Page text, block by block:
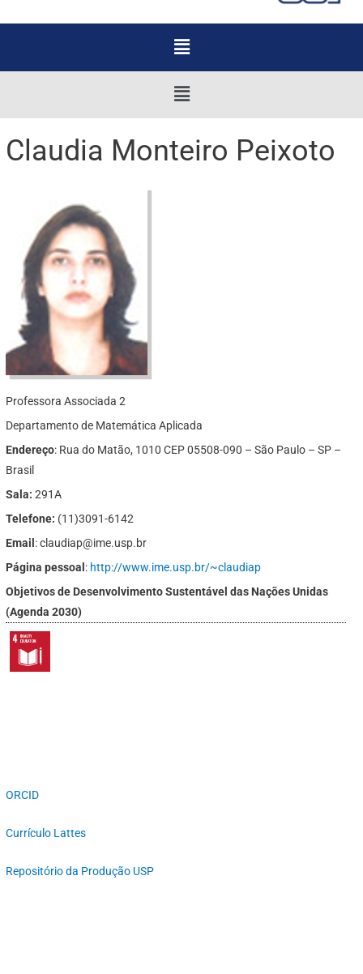
Menu
Menu
Claudia Monteiro Peixoto
Professora Associada 2
Departamento de Matemática Aplicada
Endereço: Rua do Matão, 1010 CEP 05508-090 – São Paulo – SP –
Brasil
Sala:291A
Telefone: (11)3091-6142
Email : claudiap@ime.usp.br
Página pessoal : http://www.ime.usp.br/~claudiap
Objetivos de Desenvolvimento Sustentável das Nações Unidas
(Agenda 2030)
ORCID
Currículo Lattes
Repositório da Produção USP